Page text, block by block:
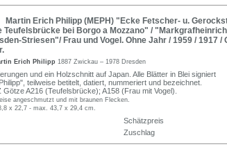
Martin Erich Philipp (MEPH) "Ecke Fetscher- u.
Teufelsbrücke bei Borgo a Mozzano" /
Striesen"/ Frau und Vogel. Ohne Jahr / 1959 / 1917 /
Erich Philipp 1887 Zwickau – 1978 Dresden
und ein Holzschnitt auf Japan. Alle Blätter in Blei signiert
teilweise betitelt, datiert, nummeriert und bezeichnet.
Götze A216 (Teufelsbrücke); A158 (Frau mit Vogel).
angeschmutzt und mit braunen Flecken.
x 22,7 - max. 43,7 x 29,4 cm.
Schätzpreis
Zuschlag